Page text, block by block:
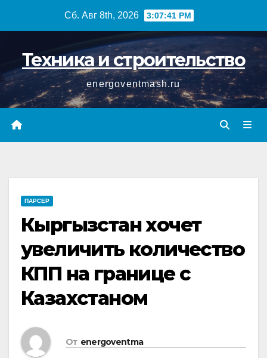
Сб. Авг 8th, 2026 3:07:42 PM
Техника и строительство
energoventmash.ru
ПАРСЕР
Кыргызстан хочет
увеличить количество
КПП на границе с
Казахстаном
От energoventma